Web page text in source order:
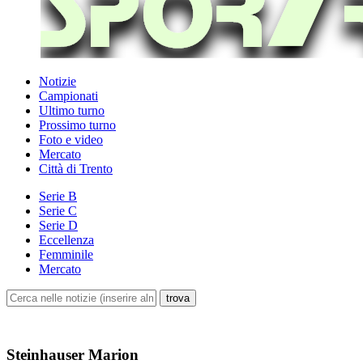
Notizie
Campionati
Ultimo turno
Prossimo turno
Foto e video
Mercato
Città di Trento
Serie B
Serie C
Serie D
Eccellenza
Femminile
Mercato
Steinhauser Marion